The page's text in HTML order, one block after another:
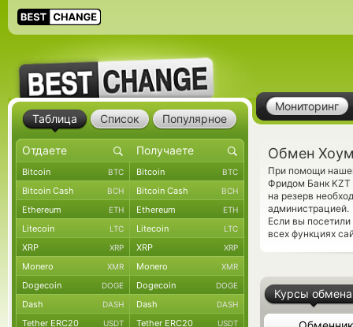
Мониторинг
Обмен
При помощи
Фридом Банк KZT
на резерв
администрацией.
Если вы
всех функциях
Курсы обмена
Таблица Список Популярное
Bitcoin BTC Bitcoin BTC
Bitcoin Cash BCH Bitcoin Cash BCH
Ethereum ETH Ethereum ETH
Litecoin LTC Litecoin LTC
XRP XRP XRP XRP
Monero XMR Monero XMR
Dogecoin DOGE Dogecoin DOGE
Dash DASH Dash DASH
Tether ERC20 USDT Tether ERC20 USDT